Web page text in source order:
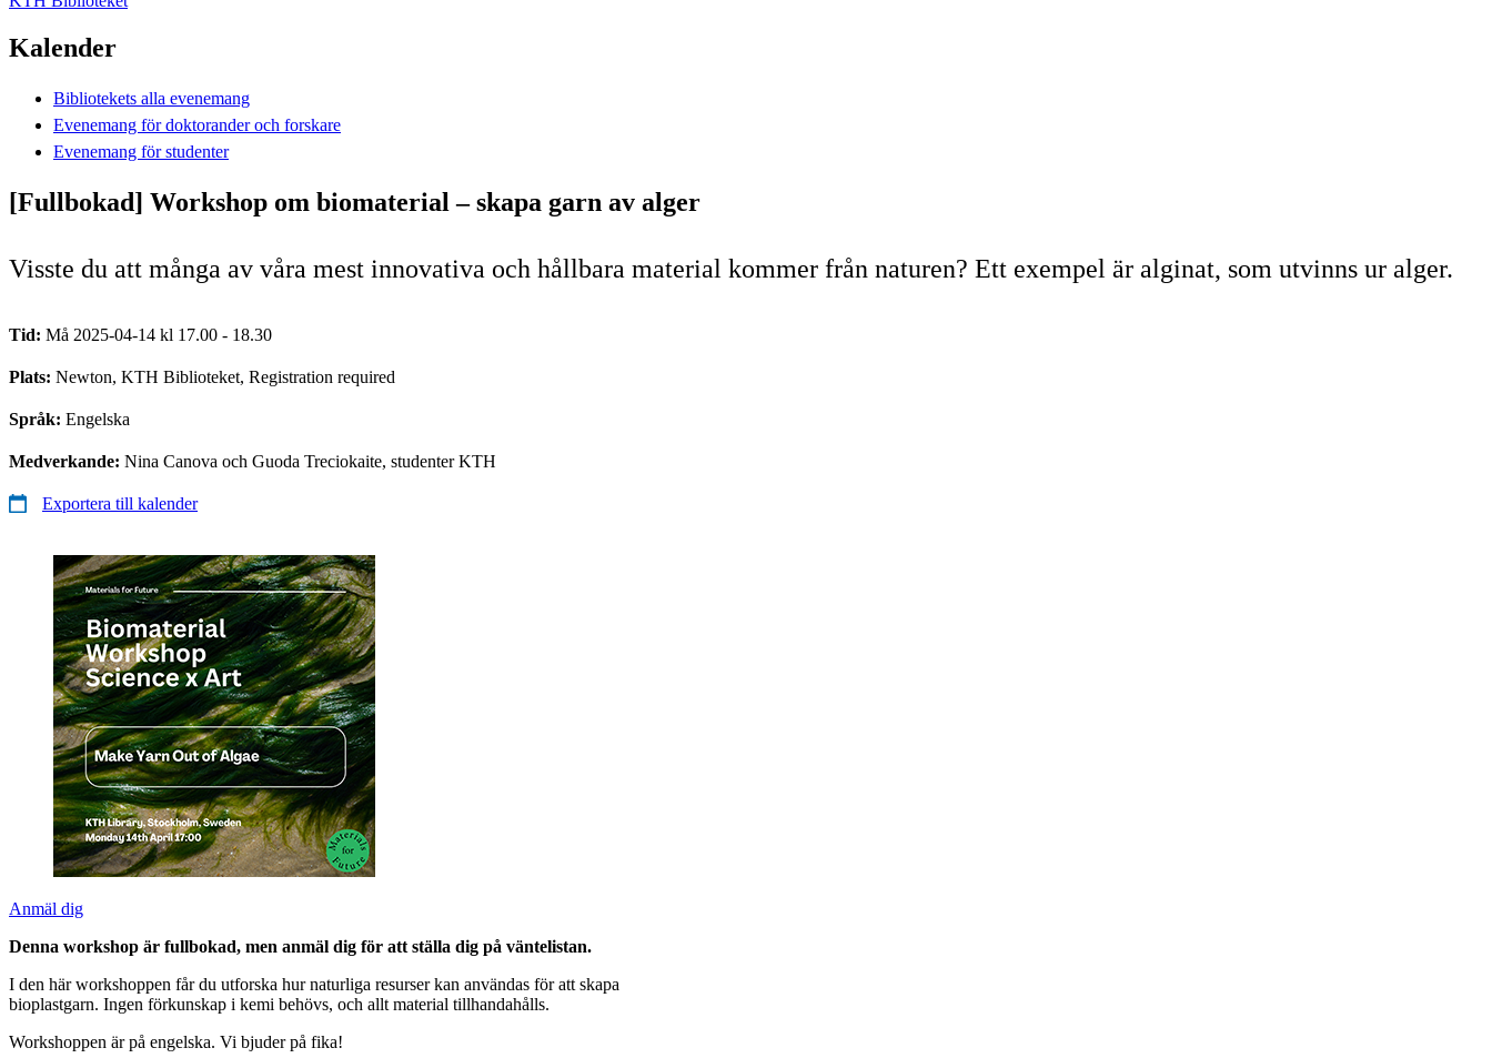
Kalender
Bibliotekets alla evenemang
Evenemang för doktorander och forskare
Evenemang för studenter
[Fullbokad] Workshop om biomaterial – skapa garn av alger
Visste du att många av våra mest innovativa och hållbara material kommer från naturen? Ett exempel är alginat, som utvinns ur alger.
Tid: Må 2025-04-14 kl 17.00 - 18.30
Plats: Newton, KTH Biblioteket, Registration required
Språk: Engelska
Medverkande: Nina Canova och Guoda Treciokaite, studenter KTH
Exportera till kalender
Anmäl dig
Denna workshop är fullbokad, men anmäl dig för att ställa dig på väntelistan.
I den här workshoppen får du utforska hur naturliga resurser kan användas för att skapa
bioplastgarn. Ingen förkunskap i kemi behövs, och allt material tillhandahålls.
Workshoppen är på engelska. Vi bjuder på fika!